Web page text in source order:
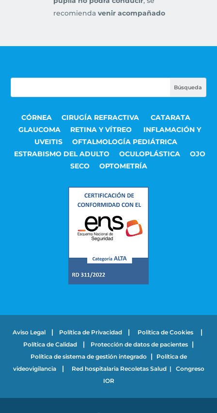
recomienda venir acompañado
CÓRNEA CIRUGÍA REFRACTIVA
CATARATA
GLAUCOMA
RETINA Y VÍTREO
INFLAMACIÓN Y
UVEITIS
OFTALMOLOGÍA PEDIÁTRICA
ESTRABISMO DEL ADULTO
OCULOPLÁSTICA
OJO
SECO
OPTOMETRÍA
Aviso Legal | Política de Privacidad | Política de Cookies |
Política de Calidad | Protección de datos de pacientes |
Política de sistema de gestión integrado|
Política de
videovigilancia| Red hospitalaria Recoletas Salud| Congreso
IOR